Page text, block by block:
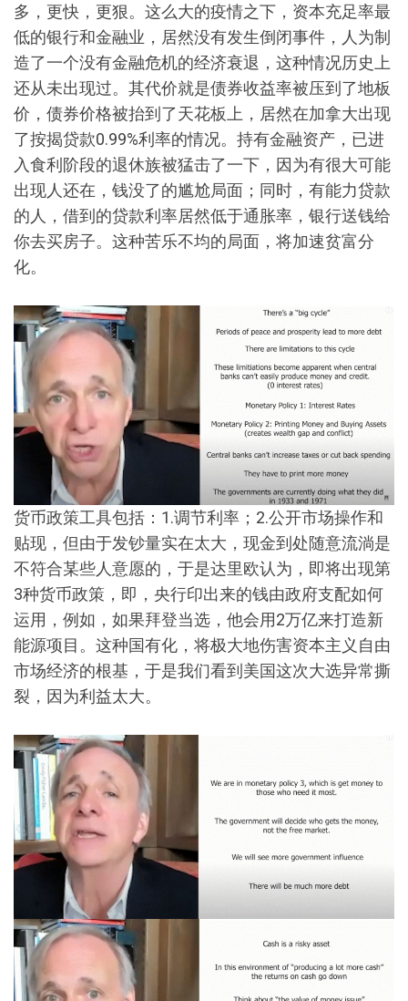
多，更快，更狠。这么大的疫情之下，资本充足率最
低的银行和金融业，居然没有发生倒闭事件，人为制
造了一个没有金融危机的经济衰退，这种情况历史上
还从未出现过。其代价就是债券收益率被压到了地板
价，债券价格被抬到了天花板上，居然在加拿大出现
了按揭贷款0.99%利率的情况。持有金融资产，已进
入食利阶段的退休族被猛击了一下，因为有很大可能
出现人还在，钱没了的尴尬局面；同时，有能力贷款
的人，借到的贷款利率居然低于通胀率，银行送钱给
你去买房子。这种苦乐不均的局面，将加速贫富分
化。
货币政策工具包括：1.调节利率；2.公开市场操作和
贴现，但由于发钞量实在太大，现金到处随意流淌是
不符合某些人意愿的，于是达里欧认为，即将出现第
3种货币政策，即，央行印出来的钱由政府支配如何
运用，例如，如果拜登当选，他会用2万亿来打造新
能源项目。这种国有化，将极大地伤害资本主义自由
市场经济的根基，于是我们看到美国这次大选异常撕
裂，因为利益太大。